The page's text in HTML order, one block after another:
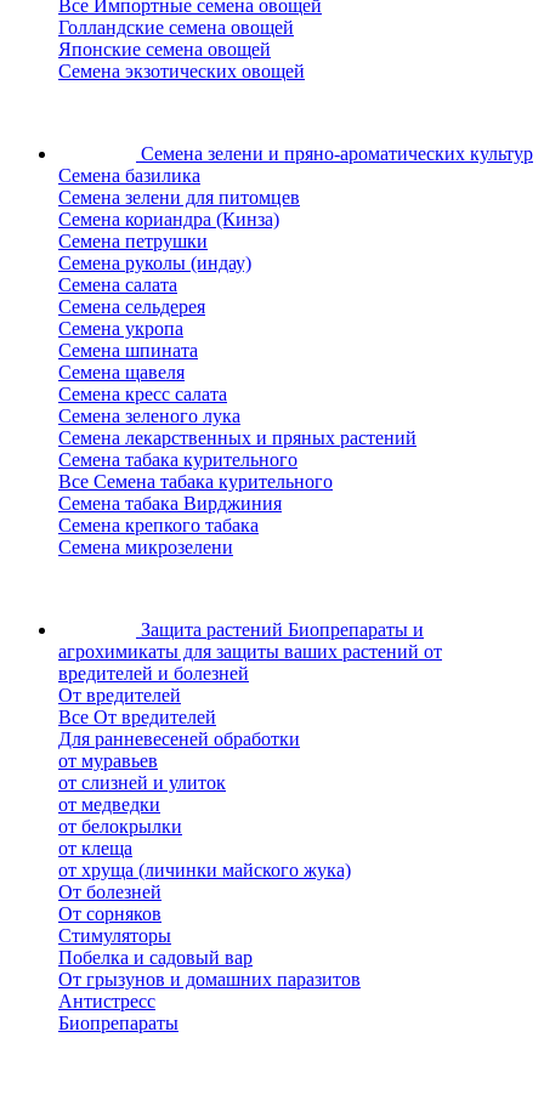
Все Импортные семена овощей
Голландские семена овощей
Японские семена овощей
Семена экзотических овощей
Семена зелени и пряно-ароматических культур
Семена базилика
Семена зелени для питомцев
Семена кориандра (Кинза)
Семена петрушки
Семена руколы (индау)
Семена салата
Семена сельдерея
Семена укропа
Семена шпината
Семена щавеля
Семена кресс салата
Семена зеленого лука
Семена лекарственных и пряных растений
Семена табака курительного
Все Семена табака курительного
Семена табака Вирджиния
Семена крепкого табака
Семена микрозелени
Защита растений Биопрепараты и
агрохимикаты для защиты ваших растений от
вредителей и болезней
От вредителей
Все От вредителей
Для ранневесеней обработки
от муравьев
от слизней и улиток
от медведки
от белокрылки
от клеща
от хруща (личинки майского жука)
От болезней
От сорняков
Стимуляторы
Побелка и садовый вар
От грызунов и домашних паразитов
Антистресс
Биопрепараты